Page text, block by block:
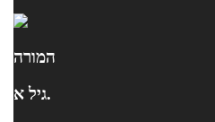
המורה
גיל א.